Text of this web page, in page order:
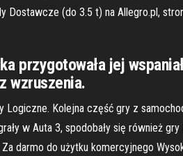
Dostawcze (do 3.5 t) na Allegro.pl,
przygotowała jej
wzruszenia.
Logiczne. Kolejna część gry z
w Auta 3, spodobały się również
darmo do użytku komercyjnego